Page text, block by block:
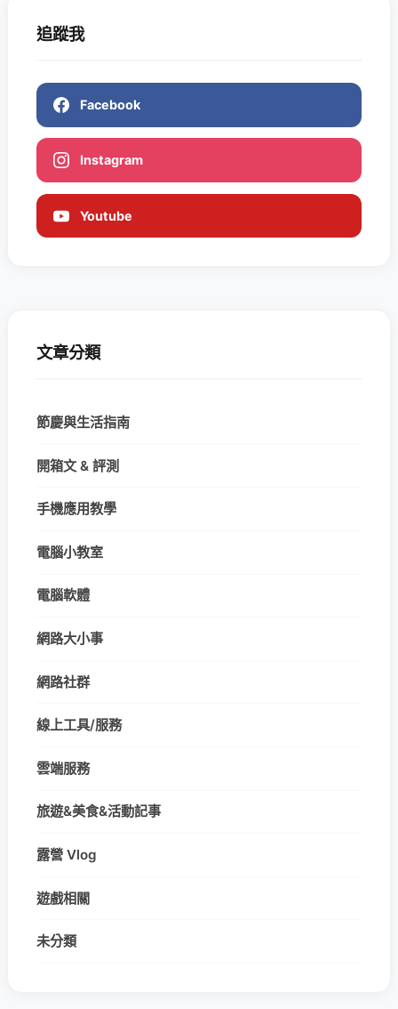
追蹤我
Facebook
Instagram
Youtube
文章分類
節慶與生活指南
開箱文 & 評測
手機應用教學
電腦小教室
電腦軟體
網路大小事
網路社群
線上工具/服務
雲端服務
旅遊&美食&活動記事
露營 Vlog
遊戲相關
未分類